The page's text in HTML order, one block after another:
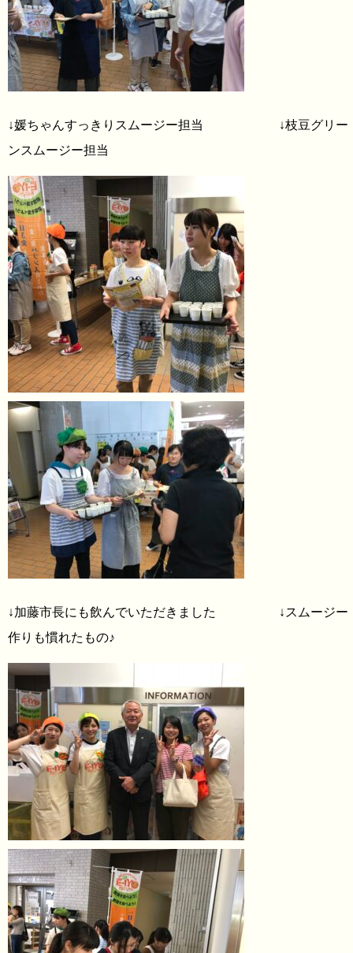
↓媛ちゃんすっきりスムージー担当 ↓枝豆グリー
ンスムージー担当
↓加藤市長にも飲んでいただきました ↓スムージー
作りも慣れたもの♪